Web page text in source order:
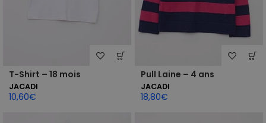
T-Shirt – 18 mois
JACADI
10,60€
Pull Laine – 4 ans
JACADI
18,80€